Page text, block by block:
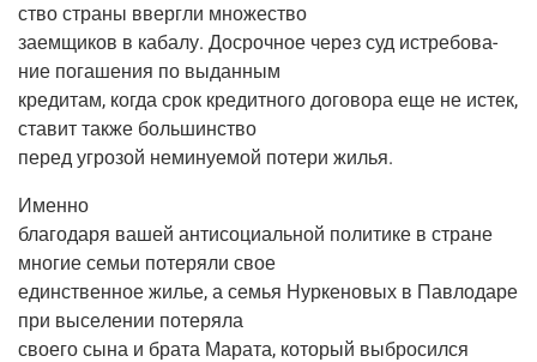
ство стра­ны вверг­ли множество
заем­щи­ков в каба­лу. Досроч­ное через суд истре­бо­ва­
ние пога­ше­ния по выданным
кре­ди­там, когда срок кре­дит­но­го дого­во­ра еще не истек,
ста­вит так­же большинство
перед угро­зой неми­ну­е­мой поте­ри жилья.
Имен­но
бла­го­да­ря вашей анти­со­ци­аль­ной поли­ти­ке в стране
мно­гие семьи поте­ря­ли свое
един­ствен­ное жилье, а семья Нур­ке­но­вых в Пав­ло­да­ре
при высе­ле­нии потеряла
сво­е­го сына и бра­та Мара­та, кото­рый выбро­сил­ся